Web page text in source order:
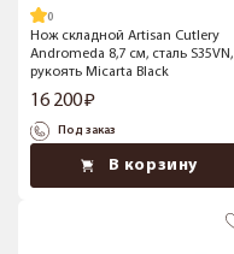
Нож складной Artisan Cutlery
Andromeda 8,7 см, сталь S35VN,
рукоять Micarta Black
16 200
Под заказ
В корзину